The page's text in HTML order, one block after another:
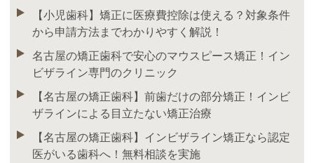
【小児歯科】矯正に医療費控除は使える？対象条件
から申請方法までわかりやすく解説！
名古屋の矯正歯科で安心のマウスピース矯正！イン
ビザライン専門のクリニック
【名古屋の矯正歯科】前歯だけの部分矯正！インビ
ザラインによる目立たない矯正治療
【名古屋の矯正歯科】インビザライン矯正なら認定
医がいる歯科へ！無料相談を実施